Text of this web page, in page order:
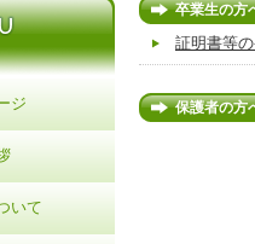
ジ
いて
卒業生の方
証明書等
保護者の方